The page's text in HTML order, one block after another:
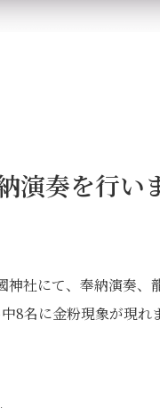
奏を行い
社にて、奉納演奏、
8名に金粉現象が現れ